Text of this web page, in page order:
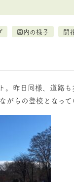
園内の様子 開
。昨日同様、道路
がらの登校となって